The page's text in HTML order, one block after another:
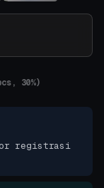
30%)
registrasi